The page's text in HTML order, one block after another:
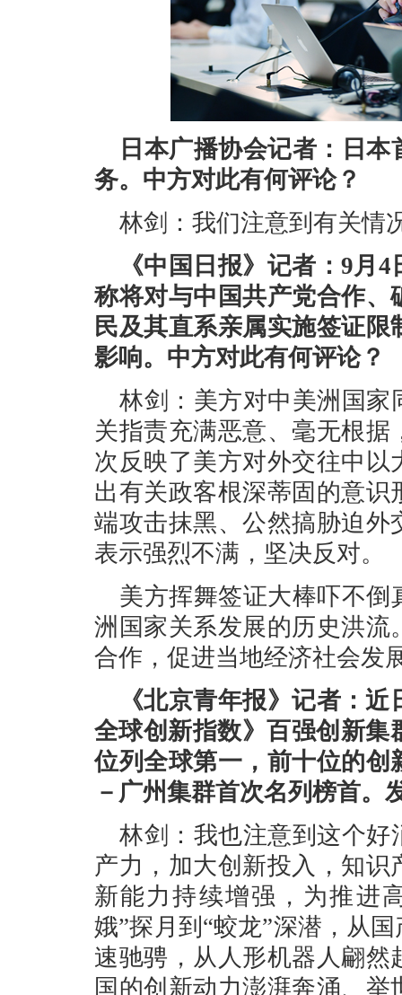
日本广播协会记者：日
务。中方对此有何评论？
林剑：我们注意到有关情
《中国日报》记者：9月
称将对与中国共产党合作
民及其直系亲属实施签证
影响。中方对此有何评论？
林剑：美方对中美洲国家
关指责充满恶意、毫无根
次反映了美方对外交往中
出有关政客根深蒂固的意
端攻击抹黑、公然搞胁迫
表示强烈不满，坚决反对。
美方挥舞签证大棒吓不
洲国家关系发展的历史洪
合作，促进当地经济社会发
《北京青年报》记者：
全球创新指数》百强创新集
位列全球第一，前十位的
－广州集群首次名列榜首。
林剑：我也注意到这个好
产力，加大创新投入，知
新能力持续增强，为推进
娥”探月到“蛟龙”深潜，从
速驰骋，从人形机器人翩
国的创新动力澎湃奔涌、